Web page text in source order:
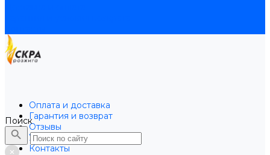
Оплата и доставка
Гарантия и возврат
Отзывы
Услуги
Контакты
Поиск